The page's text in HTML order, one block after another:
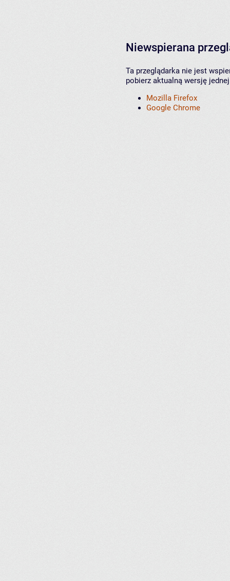
Niewspierana
Ta przeglądarka nie jest
pobierz aktualną wersję
Mozilla Firefox
Google Chrome